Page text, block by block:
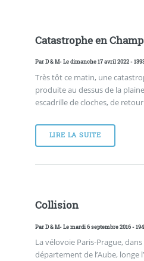
Catastrophe en
ParD & M- Le dimanche 17 avril 2022 -
Très tôt ce matin, une
produite au dessus de la
escadrille de cloches, de
LIRE LA SUITE
Collision
ParD & M- Le mardi 6 septembre 2016 -
La vélovoie Paris-Prague,
département de l’Aube, longe